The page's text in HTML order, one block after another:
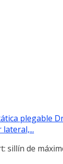
plegable
sillín de